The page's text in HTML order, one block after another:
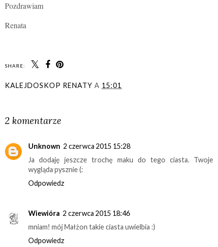
Pozdrawiam
Renata
SHARE:
KALEJDOSKOP RENATY A 15:01
2 komentarze
Unknown 2 czerwca 2015 15:28
Ja dodaję jeszcze trochę maku do tego ciasta. Twoje
wygląda pysznie (:
Odpowiedz
Wiewióra 2 czerwca 2015 18:46
mniam! mój Małżon takie ciasta uwielbia :)
Odpowiedz